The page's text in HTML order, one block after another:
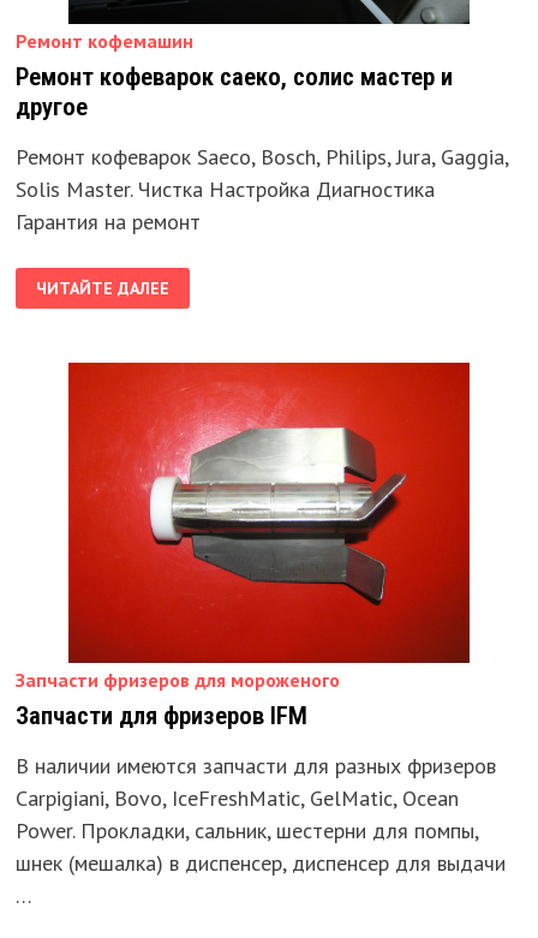
Ремонт кофемашин
Ремонт кофеварок саеко, солис мастер и
другое
Ремонт кофеварок Saeco, Bosch, Philips, Jura, Gaggia,
Solis Master. Чистка Настройка Диагностика
Гарантия на ремонт
РЕМОНТ
КОФЕВАРОК
САЕКО,
ЧИТАЙТЕ ДАЛЕЕ
Запчасти фризеров для мороженого
Запчасти для фризеров IFM
В наличии имеются запчасти для разных фризеров
Carpigiani, Bovo, IceFreshMatic, GelMatic, Ocean
Power. Прокладки, сальник, шестерни для помпы,
шнек (мешалка) в диспенсер, диспенсер для выдачи
…